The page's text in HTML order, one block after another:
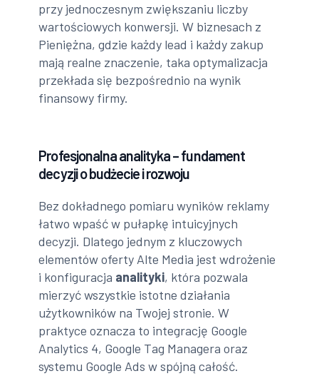
przy jednoczesnym zwiększaniu liczby
wartościowych konwersji. W biznesach z
Pieniężna, gdzie każdy lead i każdy zakup
mają realne znaczenie, taka optymalizacja
przekłada się bezpośrednio na wynik
finansowy firmy.
Profesjonalna analityka – fundament
decyzji o budżecie i rozwoju
Bez dokładnego pomiaru wyników reklamy
łatwo wpaść w pułapkę intuicyjnych
decyzji. Dlatego jednym z kluczowych
elementów oferty Alte Media jest wdrożenie
i konfiguracja analityki, która pozwala
mierzyć wszystkie istotne działania
użytkowników na Twojej stronie. W
praktyce oznacza to integrację Google
Analytics 4, Google Tag Managera oraz
systemu Google Ads w spójną całość.